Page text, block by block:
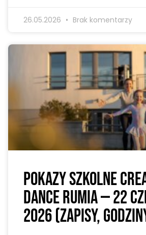
26.05.2026 Brak komentarzy
Pokazy szkolne
Dance Rumia — 22
2026 (zapisy,